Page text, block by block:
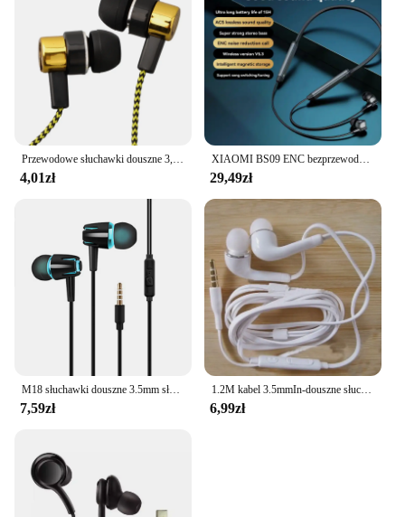
Przewodowe słuchawki douszne 3,5 mm 2 podstawowe pudełko Bass Stereo Słuchawki douszne Słuchawki mobilne z redukcją szumów Doskonałe słuchawki stereo z basem
4,01zł
XIAOMI BS09 ENC bezprzewodowe słuchawki z pałąkiem na kark sportowe słuchawki douszne do biegania Bluetooth5.3 HiFi stereofoniczny zestaw słuchawkowy z mikrofonem 200H tryb gotowości
29,49zł
M18 słuchawki douszne 3.5mm słuchawki douszne uniwersalne 1.2 m słuchawki stereofoniczne przewodowe do telefonu zestaw słuchawkowy do Samsung Xiaomi
7,59zł
1.2M kabel 3.5mmIn-douszne słuchawki słuchawkowe słuchawki Stereo z mikrofonem do Samsung Galaxy Dropshipping
6,99zł